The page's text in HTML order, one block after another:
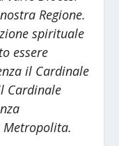
Regione.
spirituale
essere
il Cardinale
Cardinale
Metropolita.